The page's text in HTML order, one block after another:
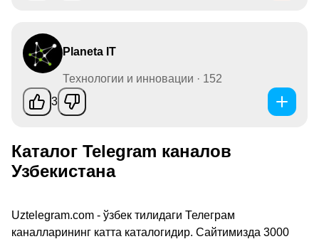
Planeta IT
Технологии и инновации · 152
3
Каталог Telegram каналов
Узбекистана
Uztelegram.com - ўзбек тилидаги Телеграм
каналларининг катта каталогидир. Сайтимизда 3000